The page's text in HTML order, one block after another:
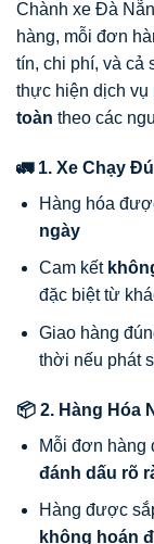
Chành xe Đà
hàng, mỗi đơn
tín, chi phí, và cả
thực hiện dịch vụ
toàn theo các
🚛 1. Xe Chạy
Hàng hóa
ngày
Cam kết
đặc biệt từ
Giao hàng
thời nếu phát
📦 2. Hàng Hóa
Mỗi đơn hàng
đánh dấu rõ
Hàng được
không hoán